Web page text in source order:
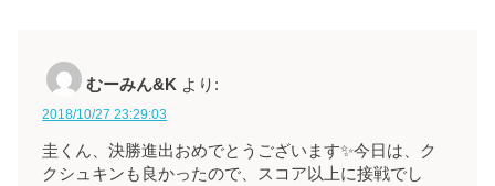
むーみん&K より:
2018/10/27 23:29:03
圭くん、決勝進出おめでとうございます✨今日は、ク
クシュキンも良かったので、スコア以上に接戦でし